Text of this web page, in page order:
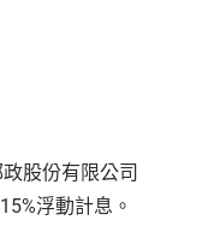
股份有限公司
浮動計息。